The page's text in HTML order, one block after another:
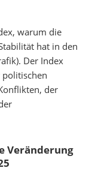
warum die
hat in den
Der Index
der
Veränderung